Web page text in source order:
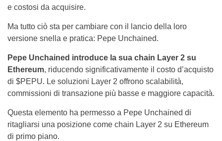
e costosi da acquisire.
Ma tutto ciò sta per cambiare con il lancio della loro
versione snella e pratica: Pepe Unchained.
Pepe Unchained introduce la sua chain Layer 2 su
Ethereum, riducendo significativamente il costo d’acquisto
di $PEPU. Le soluzioni Layer 2 offrono scalabilità,
commissioni di transazione più basse e maggiore capacità.
Questa elemento ha permesso a Pepe Unchained di
ritagliarsi una posizione come chain Layer 2 su Ethereum
di primo piano.